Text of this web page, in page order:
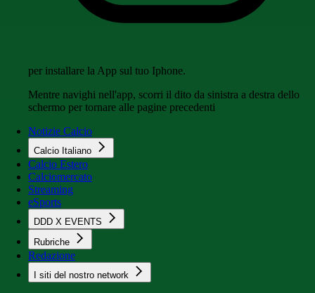
per installare la App sul tuo Iphone.
Mentre navighi nell'app, scorri il dito da sinistra a destra dello
schermo per tornare alle pagine precedenti
Notizie Calcio
Calcio Italiano
Calcio Estero
Calciomercato
Streaming
eSports
DDD X EVENTS
Rubriche
Redazione
I siti del nostro network